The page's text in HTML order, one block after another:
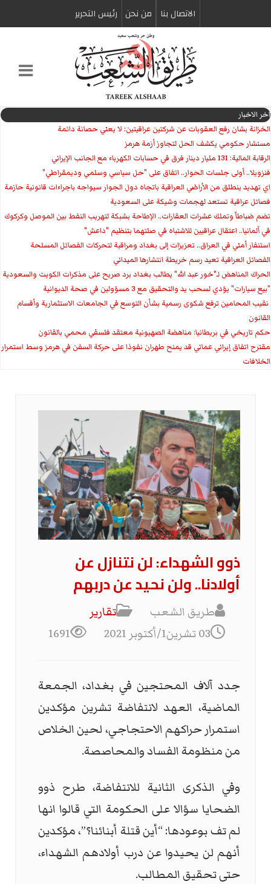
الاتصال بنا من نحن رئیس التحریر
اخر الاخبار
الخزانة بشان رفع العقوبات عن شركتين عراقيتين: لا يعني حصانة دائمة
مستشار حكومي يكشف الحل لتجاوز أزمة هرمز
الرقابة المالية: 131 مليار دينار فرق في حسابات الكهرباء مع الجانب الإيراني
فنزويلا.. أولى جلسات الحوار.. اتفاق على "حل سياسي وسلمي وديمقراطي"
اي تهديد ينطلق من الأراضي العراقية باتجاه دول الجوار سيواجه باجراءات قانونية حازمة
فصائل عراقية تستعد لهجمات وشيكة على السعودية
تضم ضباطاً وتملك عشرات العقارات.. الإطاحة بشبكة لتهريب النفط بين الموصل وكركوك
في ألمانيا.. اعتقال عراقيين للاشتباه في صلتهما بتنظيم "داعش"
استنفار أمني في العراق.. تعزيزات إلى بغداد ومراقبة لتحركات الفصائل المسلحة
الفصائل العراقية تعيد رسم خريطة انتشارها الميداني
الحراك المناهض لـ"خور عبد الله" يطالب بغداد برد صريح على مذكرات الكويت والسعودية
"بيع سيارات" يؤدي لسحب يد والتحقيق مع 3 مسؤولين في صحة الديوانية
‏ نقيب المحامين ترفع شكوى رسمية بشأن التوسع في الجامعات الاستثمارية وأقسام
القانون
حكم تاريخي في بريطانيا: مناهضة الصهيونية معتقد فلسفي محمي بالقانون
مقترح اتفاق إيراني عماني قد يمنح طهران نفوذا على حركة السفن في هرمز وسط استمرار
الخلافات
ذوو الشهداء: لن نتنازل عن
أولادنا.. ولن نحيد عن دربهم
طريق الشعب
تقارير
03 تشرين1/أكتوبر 2021
1691
جدد آلاف المحتجين في بغداد، الجمعة
الماضية، العهد لانتفاضة تشرين مؤكدين
استمرار حراكهم الاحتجاجي، لحين الخلاص
من منظومة الفساد والمحاصصة.
وفي الذكرى الثانية للانتفاضة، طرح ذوو
الضحايا سؤالا على الحكومة التي قالوا انها
لم تف بوعودها: “أين قتلة أبنائنا؟”، مؤكدين
أنهم لن يحيدوا عن درب أولادهم الشهداء،
حتى تحقيق المطالب.